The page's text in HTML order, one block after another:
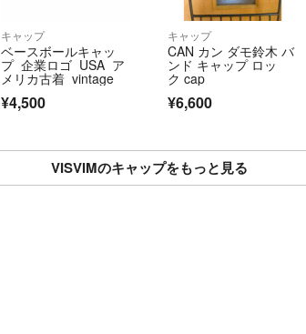
◆適格請
キャップ
ベースボールキャッ
プ 企業ロゴ USA ア
メリカ古着 vintage
¥4,500
キャップ
CAN カン ダモ鈴木 バ
ンド キャップ ロッ
ク cap
¥6,600
VISVIMのキャップをもっと見る